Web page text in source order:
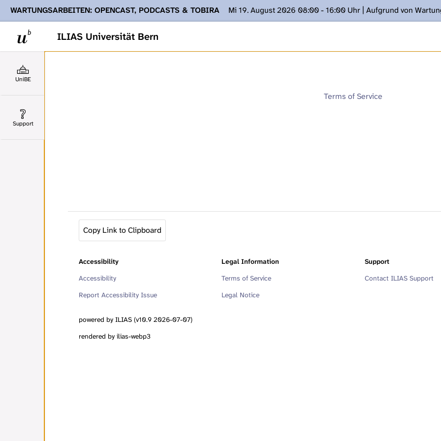
ILIAS Universität Bern
WARTUNGSARBEITEN: OPENCAST, PODCASTS & TOBIRA
Mi 19. August 2026 08:00 - 16:00 Uhr | Aufgrund von
Ihnen Podcasts, Opencast-Videos und Tobira nicht zur Verfügung stehen. Kontakt: www.podcast.unibe.ch
UniBE
Support
Terms of Service
Copy Link to Clipboard
Accessibility
Accessibility
Report Accessibility Issue
Legal Information
Terms of Service
Legal Notice
Support
Contact ILIAS Support
powered by ILIAS (v10.9 2026-07-07)
rendered by ilias-webp3